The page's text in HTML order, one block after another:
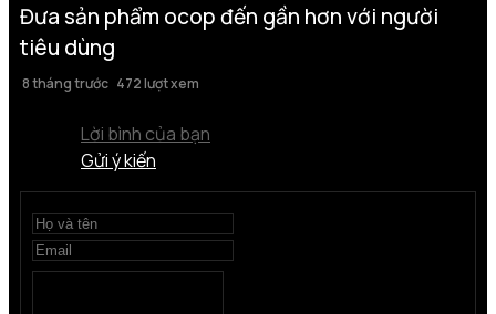
Đưa sản phẩm ocop đến gần hơn với người
tiêu dùng
8 tháng trước 472 lượt xem
Lời bình của bạn
Gửi ý kiến